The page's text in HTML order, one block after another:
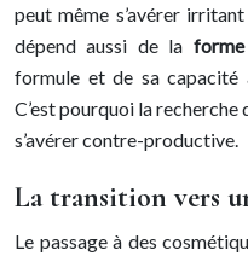
peut même s’avérer
dépend aussi de la
formule et de sa capacité
C’est pourquoi la
s’avérer contre-productive.
La transition vers
Le passage à des